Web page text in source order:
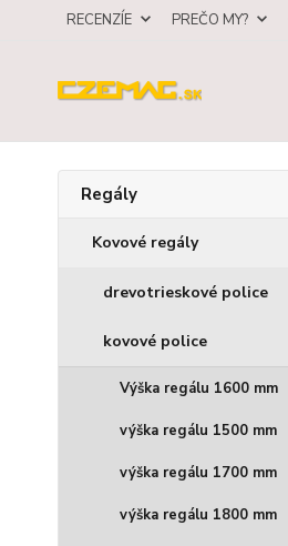
RECENZÍE PREČO MY?
Regály
Kovové regály
drevotrieskové police
kovové police
Výška regálu 1600 mm
výška regálu 1500 mm
výška regálu 1700 mm
výška regálu 1800 mm